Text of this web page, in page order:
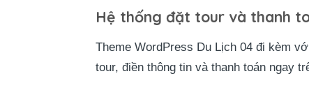
Hệ thống đặt tour và thanh
Theme WordPress Du Lịch 04 đi kèm
tour, điền thông tin và thanh toán ngay